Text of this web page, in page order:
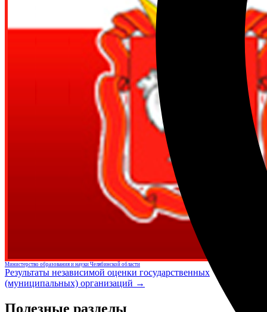
Министерство образования и науки Челябинской области
Результаты независимой оценки государственных
(муниципальных) организаций →
Полезные разделы